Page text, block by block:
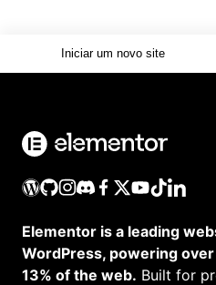
Iniciar um novo site
Elementor is a leading
WordPress, powering
13% of the web. Built for